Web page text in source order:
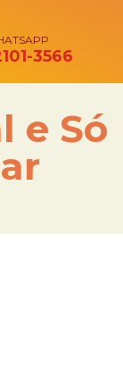
3566
e Só